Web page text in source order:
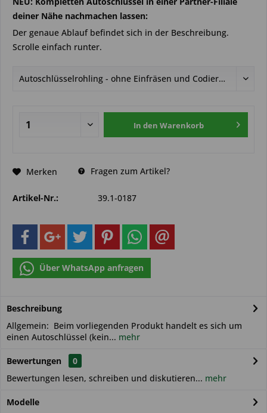
deiner Nähe nachmachen lassen:
Der genaue Ablauf befindet sich in der Beschreibung.
Scrolle einfach runter.
In den Warenkorb
Merken Fragen zum Artikel?
Artikel-Nr.: 39.1-0187
Über WhatsApp anfragen
Beschreibung
Allgemein: Beim vorliegenden Produkt handelt es sich um
einen Autoschlüssel (kein... mehr
Bewertungen
0
Bewertungen lesen, schreiben und diskutieren... mehr
Modelle